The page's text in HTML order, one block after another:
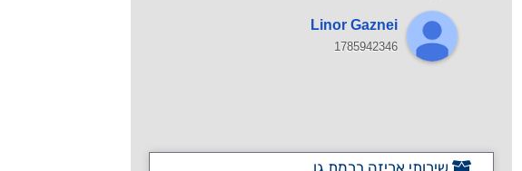
Linor Gaznei
1785942346